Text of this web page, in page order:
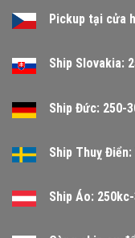
Pickup tại cửa
Ship Slovakia:
Ship Đức: 250-
Ship Thuỵ
Ship Áo: